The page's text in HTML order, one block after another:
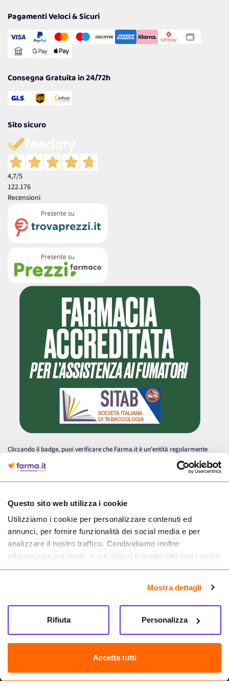
Questo sito web utilizza i cookie
Utilizziamo i cookie per personalizzare contenuti ed
annunci, per fornire funzionalità dei social media e per
analizzare il nostro traffico. Condividiamo inoltre
informazioni sul modo in cui utilizzi il nostro sito con i nostri
partner che si occupano di analisi dei dati web, pubblicità e
informazioni che hai fornito loro o che hanno raccolto dal
tuo utilizzo dei loro servizi.
Mostra dettagli
Accetta tutti
Personalizza
Rifiuta
Cookie Policy
Gestisci Cookie
Reso Facile e Veloce
Pagamenti Veloci & Sicuri
Consegna Gratuita in 24/72h
Sito sicuro
4,7/5
122.176
Recensioni
Cliccando il badge, puoi verificare che Farma.it è un'entità regolarmente
autorizzata dal Ministero della Salute a effettuare la vendita online di
medicinali.
Farma.it S.a.s. P. IVA 07417261216 REA: NA-884088
CREDITS
Sede legale Via delle Repubbliche Marinare 128, 80147 Napoli